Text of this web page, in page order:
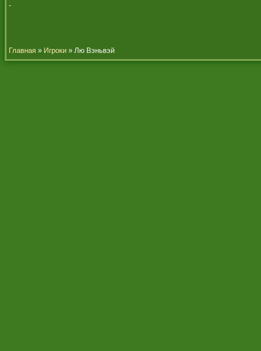
-
Главная » Игроки » Лю Вэньвэй